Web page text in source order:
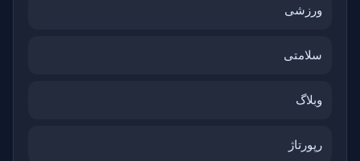
ورزشی
سلامتی
وبلاگ
رپورتاژ